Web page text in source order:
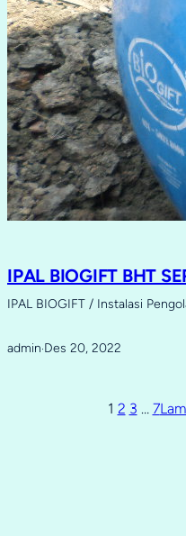
IPAL BIOGIFT BHT
IPAL BIOGIFT / Instalasi
admin·Des 20, 2022
1 2 3 … 7